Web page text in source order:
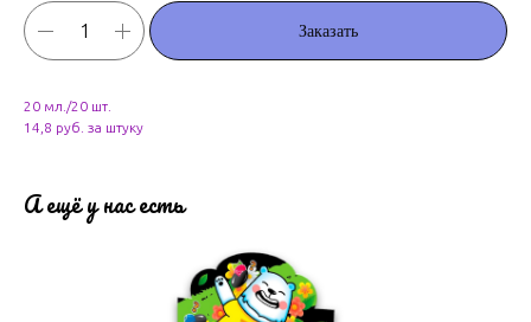
Заказать
20 мл./20 шт.
14,8 руб. за штуку
А ещё у нас есть